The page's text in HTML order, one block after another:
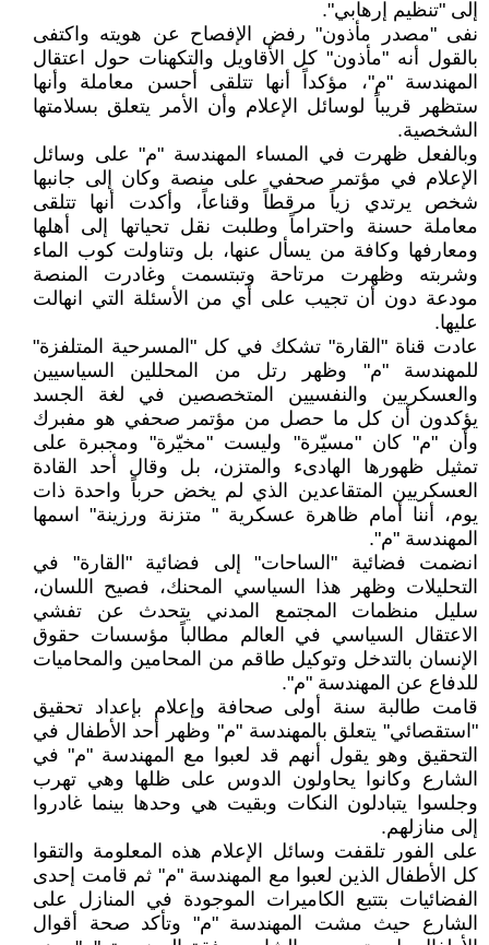
إلى "تنظيم إرهابي".
نفى "مصدر مأذون" رفض الإفصاح عن هويته واكتفى
بالقول أنه "مأذون" كل الأقاويل والتكهنات حول اعتقال
المهندسة "م"، مؤكداً أنها تتلقى أحسن معاملة وأنها
ستظهر قريباً لوسائل الإعلام وأن الأمر يتعلق بسلامتها
الشخصية.
وبالفعل ظهرت في المساء المهندسة "م" على وسائل
الإعلام في مؤتمر صحفي على منصة وكان إلى جانبها
شخص يرتدي زياً مرقطاً وقناعاً، وأكدت أنها تتلقى
معاملة حسنة واحتراماً وطلبت نقل تحياتها إلى أهلها
ومعارفها وكافة من يسأل عنها، بل وتناولت كوب الماء
وشربته وظهرت مرتاحة وتبتسمت وغادرت المنصة
مودعة دون أن تجيب على أي من الأسئلة التي انهالت
عليها.
عادت قناة "القارة" تشكك في كل "المسرحية المتلفزة"
للمهندسة "م" وظهر رتل من المحللين السياسيين
والعسكريين والنفسيين المتخصصين في لغة الجسد
يؤكدون أن كل ما حصل من مؤتمر صحفي هو مفبرك
وأن "م" كان "مسيّرة" وليست "مخيّرة" ومجبرة على
تمثيل ظهورها الهادىء والمتزن، بل وقال أحد القادة
العسكريين المتقاعدين الذي لم يخض حرباً واحدة ذات
يوم، أننا أمام ظاهرة عسكرية " متزنة ورزينة" اسمها
المهندسة "م".
انضمت فضائية "الساحات" إلى فضائية "القارة" في
التحليلات وظهر هذا السياسي المحنك، فصيح اللسان،
سليل منظمات المجتمع المدني يتحدث عن تفشي
الاعتقال السياسي في العالم مطالباً مؤسسات حقوق
الإنسان بالتدخل وتوكيل طاقم من المحامين والمحاميات
للدفاع عن المهندسة "م".
قامت طالبة سنة أولى صحافة وإعلام بإعداد تحقيق
"استقصائي" يتعلق بالمهندسة "م" وظهر أحد الأطفال في
التحقيق وهو يقول أنهم قد لعبوا مع المهندسة "م" في
الشارع وكانوا يحاولون الدوس على ظلها وهي تهرب
وجلسوا يتبادلون النكات وبقيت هي وحدها بينما غادروا
إلى منازلهم.
على الفور تلقفت وسائل الإعلام هذه المعلومة والتقوا
كل الأطفال الذين لعبوا مع المهندسة "م" ثم قامت إحدى
الفضائيات بتتبع الكاميرات الموجودة في المنازل على
الشارع حيث مشت المهندسة "م" وتأكد صحة أقوال